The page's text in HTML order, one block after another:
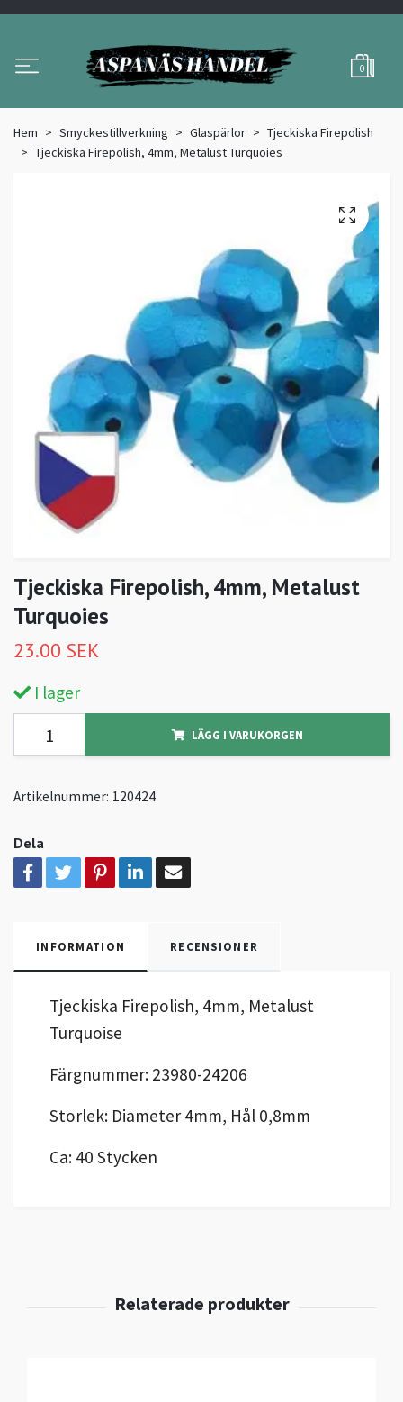
0
Hem Smyckestillverkning Glaspärlor
Tjeckiska Firepolish
Tjeckiska Firepolish, 4mm, Metalust Turquoies
Tjeckiska Firepolish, 4mm, Metalust
Turquoies
23.00 SEK
I lager
LÄGG I VARUKORGEN
Artikelnummer: 120424
Dela
INFORMATION RECENSIONER
Tjeckiska Firepolish, 4mm, Metalust
Turquoise
Färgnummer: 23980-24206
Storlek: Diameter 4mm, Hål 0,8mm
Ca: 40 Stycken